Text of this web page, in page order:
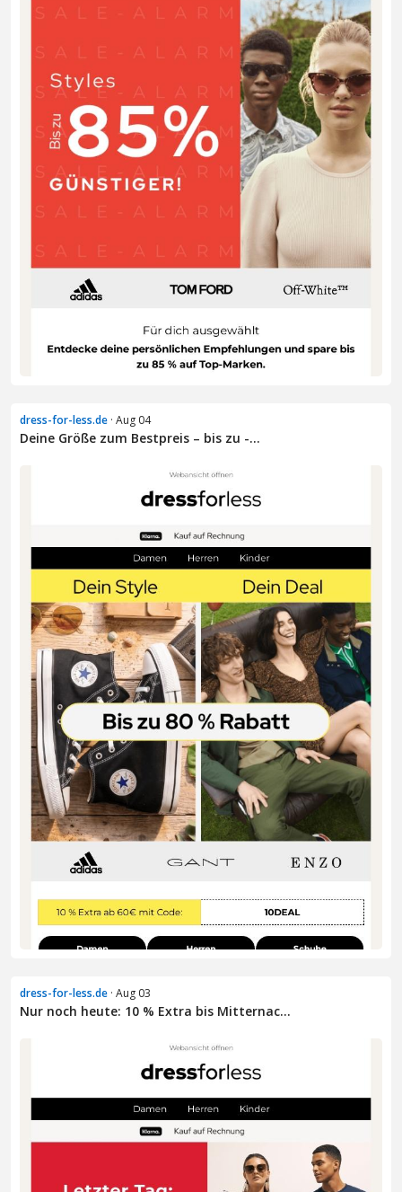
dress-for-less.de · Aug 04
Deine Größe zum Bestpreis – bis zu -...
dress-for-less.de · Aug 03
Nur noch heute: 10 % Extra bis Mitternac...